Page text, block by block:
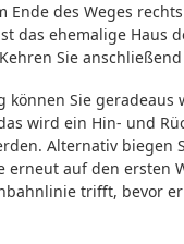
Ende des Weges
das ehemalige Haus
Sie
können Sie
wird ein Hin- und
Alternativ biegen
erneut auf den ersten
trifft, bevor